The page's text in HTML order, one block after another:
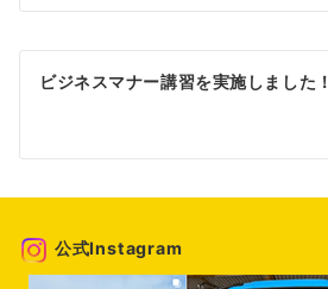
ビ
ゲ
シ
ョ
ン
ビジネスマナー講習を実施しました！
公式Instagram